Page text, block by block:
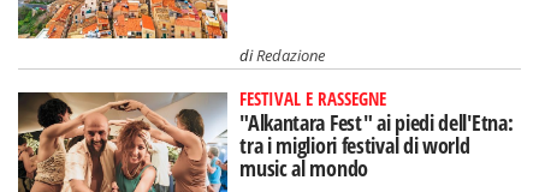
diRedazione
FESTIVAL E RASSEGNE
"Alkantara Fest" ai piedi dell'Etna:
tra i migliori festival di world
music al mondo